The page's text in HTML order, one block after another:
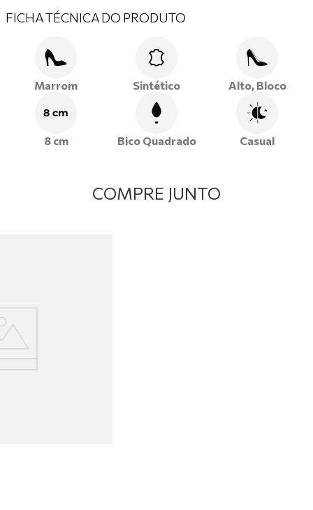
você em eventos especiais, no dia a dia de trabalho ou até em
que só a Ramarim proporciona.
FICHA TÉCNICA DO PRODUTO
Marrom Sintético Alto, Bloco
8 cm
8 cm Bico Quadrado Casual
COMPRE JUNTO